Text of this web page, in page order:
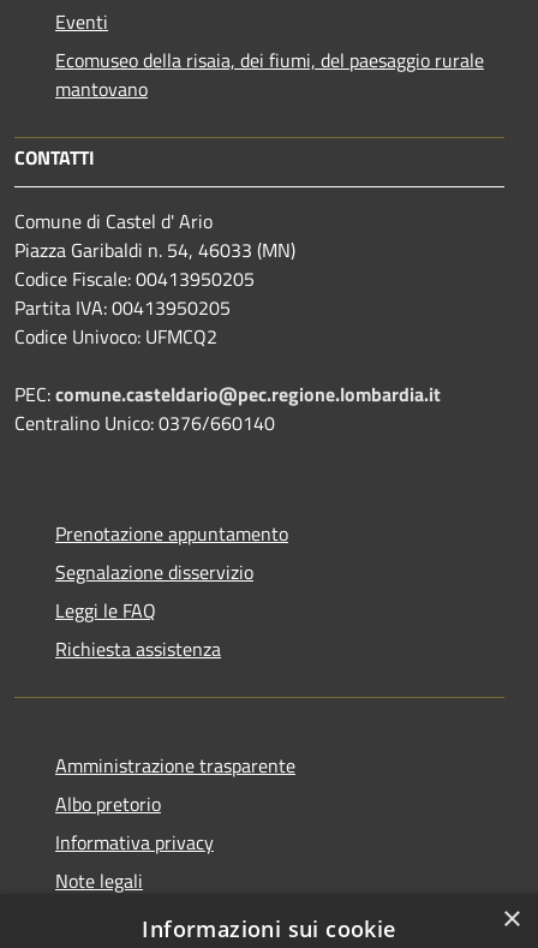
Eventi
Ecomuseo della risaia, dei fiumi, del paesaggio rurale
mantovano
CONTATTI
Comune di Castel d' Ario
Piazza Garibaldi n. 54, 46033 (MN)
Codice Fiscale: 00413950205
Partita IVA: 00413950205
Codice Univoco: UFMCQ2
PEC:comune.casteldario@pec.regione.lombardia.it
Centralino Unico: 0376/660140
Prenotazione appuntamento
Segnalazione disservizio
Leggi le FAQ
Richiesta assistenza
Amministrazione trasparente
Albo pretorio
Informativa privacy
Note legali
Dichiarazione di accessibilità
×
Informazioni sui cookie